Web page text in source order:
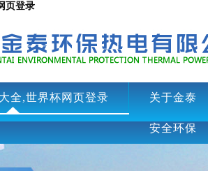
页登录
全,世界杯网页登录 关于金泰
安全环保